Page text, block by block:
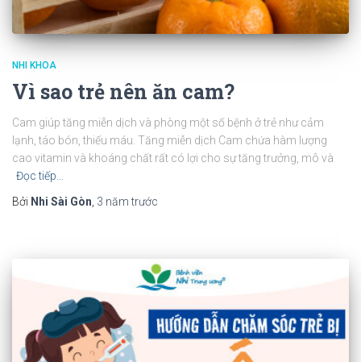
NHI KHOA
Vì sao trẻ nên ăn cam?
Cam giúp tăng miễn dịch và phòng một số bệnh ở trẻ như cảm
lạnh, táo bón, thiếu máu. Tăng miễn dịch Cam chứa hàm lượng
cao vitamin và khoáng chất rất có lợi cho sự tăng trưởng, mô và
Đọc tiếp…
Bởi Nhi Sài Gòn, 3 nămtrước